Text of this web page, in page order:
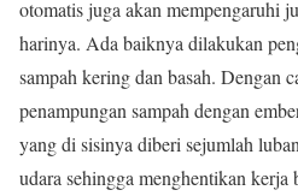
otomatis juga akan mempengaruhi
harinya. Ada baiknya dilakukan
sampah kering dan basah. Dengan
penampungan sampah dengan
yang di sisinya diberi sejumlah
udara sehingga menghentikan kerja